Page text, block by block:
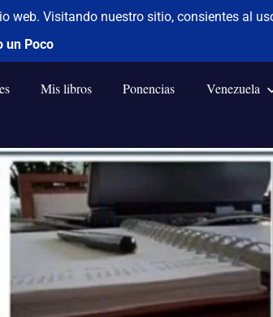
Mis libros Ponencias Venezuela